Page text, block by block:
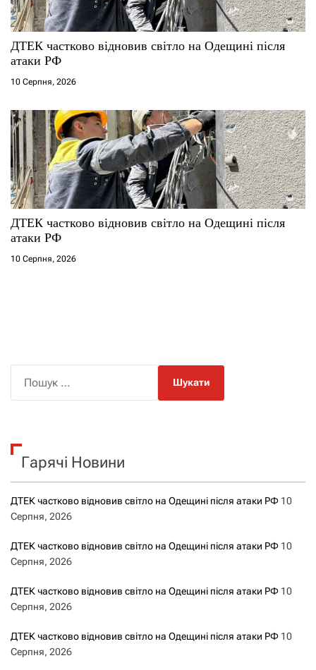
ДТЕК частково відновив світло на Одещині після
атаки РФ
10 Серпня, 2026
ДТЕК частково відновив світло на Одещині після
атаки РФ
10 Серпня, 2026
к
Гарячі Новини
ДТЕК частково відновив світло на Одещині після атаки РФ 10
Серпня, 2026
ДТЕК частково відновив світло на Одещині після атаки РФ 10
Серпня, 2026
ДТЕК частково відновив світло на Одещині після атаки РФ 10
Серпня, 2026
ДТЕК частково відновив світло на Одещині після атаки РФ 10
Серпня, 2026